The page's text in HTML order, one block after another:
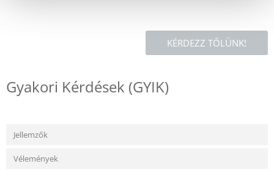
KÉRDEZZ TŐLÜNK!
Gyakori Kérdések (GYIK)
Jellemzők
Vélemények